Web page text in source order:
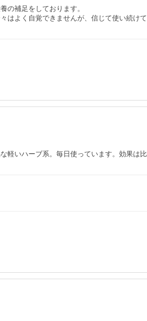
の補足をしております。
はよく自覚できませんが、信じて使い続けて
いハーブ系。毎日使っています。効果は